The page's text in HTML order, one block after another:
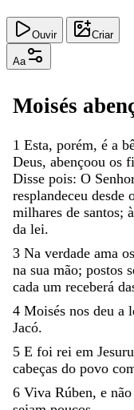
Ouvir Criar
Aa
Moisés
1 Esta, porém, é a
Deus, abençoou os
Disse pois: O
resplandeceu desde
milhares de santos; à
da lei.
3 Na verdade ama os
na sua mão; postos
cada um receberá
4 Moisés nos deu a
Jacó.
5 E foi rei em
cabeças do povo
6 Viva Rúben, e não